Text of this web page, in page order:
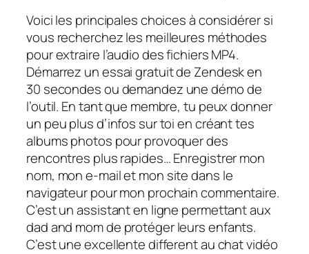
Voici les principales choices à considérer si
vous recherchez les meilleures méthodes
pour extraire l’audio des fichiers MP4.
Démarrez un essai gratuit de Zendesk en
30 secondes ou demandez une démo de
l’outil. En tant que membre, tu peux donner
un peu plus d’infos sur toi en créant tes
albums photos pour provoquer des
rencontres plus rapides… Enregistrer mon
nom, mon e-mail et mon site dans le
navigateur pour mon prochain commentaire.
C’est un assistant en ligne permettant aux
dad and mom de protéger leurs enfants.
C’est une excellente different au chat vidéo